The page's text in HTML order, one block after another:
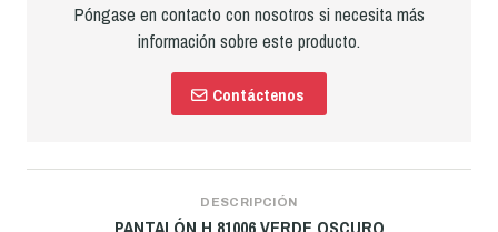
Póngase en contacto con nosotros si necesita más
información sobre este producto.
Contáctenos
DESCRIPCIÓN